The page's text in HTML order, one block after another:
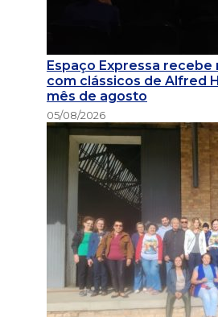
Espaço Expressa
com clássicos de Alfred
mês de agosto
05/08/2026